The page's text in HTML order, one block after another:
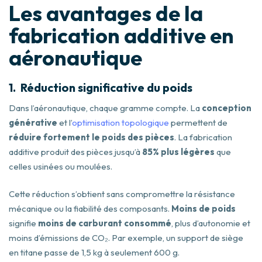
Les avantages de la
fabrication additive en
aéronautique
1. Réduction significative du poids
Dans l’aéronautique, chaque gramme compte. La conception
générative et l’optimisation topologique permettent de
réduire fortement le poids des pièces. La fabrication
additive produit des pièces jusqu’à 85% plus légères que
celles usinées ou moulées.
Cette réduction s’obtient sans compromettre la résistance
mécanique ou la fiabilité des composants. Moins de poids
signifie moins de carburant consommé, plus d’autonomie et
moins d’émissions de CO₂. Par exemple, un support de siège
en titane passe de 1,5 kg à seulement 600 g.